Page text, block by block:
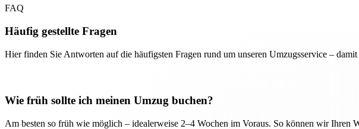
FAQ
Häufig gestellte Fragen
Hier finden Sie Antworten auf die häufigsten Fragen rund um unseren Umzugsservice – damit
Wie früh sollte ich meinen Umzug buchen?
Am besten so früh wie möglich – idealerweise 2–4 Wochen im Voraus. So können wir Ihren